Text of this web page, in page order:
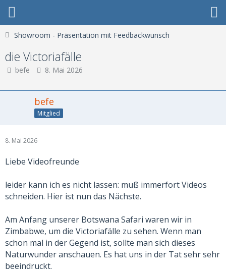
Showroom - Präsentation mit Feedbackwunsch
die Victoriafälle
befe 8. Mai 2026
befe
Mitglied
8. Mai 2026
Liebe Videofreunde
leider kann ich es nicht lassen: muß immerfort Videos
schneiden. Hier ist nun das Nächste.
Am Anfang unserer Botswana Safari waren wir in
Zimbabwe, um die Victoriafälle zu sehen. Wenn man
schon mal in der Gegend ist, sollte man sich dieses
Naturwunder anschauen. Es hat uns in der Tat sehr sehr
beeindruckt.